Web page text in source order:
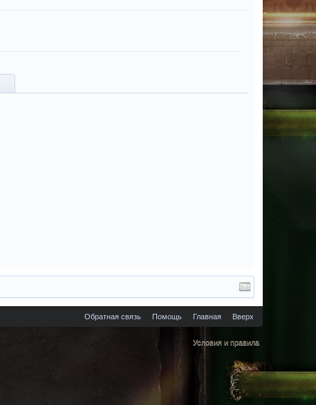
Обратная связь Помощь Главная Вверх
Условия и правила